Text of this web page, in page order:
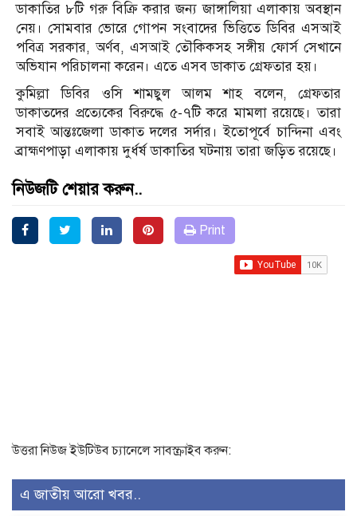
ডাকাতির ৮টি গরু বিক্রি করার জন্য জাঙ্গালিয়া এলাকায় অবস্থান
নেয়। সোমবার ভোরে গোপন সংবাদের ভিত্তিতে ডিবির এসআই
পবিত্র সরকার, অর্ণব, এসআই তৌকিকসহ সঙ্গীয় ফোর্স সেখানে
অভিযান পরিচালনা করেন। এতে এসব ডাকাত গ্রেফতার হয়।
কুমিল্লা ডিবির ওসি শামছুল আলম শাহ বলেন, গ্রেফতার
ডাকাতদের প্রত্যেকের বিরুদ্ধে ৫-৭টি করে মামলা রয়েছে। তারা
সবাই আন্তঃজেলা ডাকাত দলের সর্দার। ইতোপূর্বে চান্দিনা এবং
ব্রাহ্মণপাড়া এলাকায় দুর্ধর্ষ ডাকাতির ঘটনায় তারা জড়িত রয়েছে।
নিউজটি শেয়ার করুন..
Print
উত্তরা নিউজ ইউটিউব চ্যানেলে সাবস্ক্রাইব করুন:
এ জাতীয় আরো খবর..